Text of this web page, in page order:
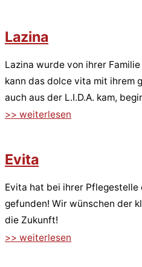
Lazina
Lazina wurde von ihrer
kann das dolce vita mit ihrem
auch aus der L.I.D.A. kam,
>> weiterlesen
Evita
Evita hat bei ihrer Pflegestelle
gefunden! Wir wünschen der
die Zukunft!
>> weiterlesen